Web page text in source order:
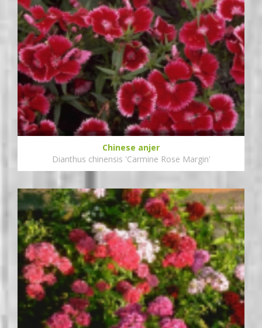
Chinese anjer
Dianthus chinensis 'Carmine Rose Margin'